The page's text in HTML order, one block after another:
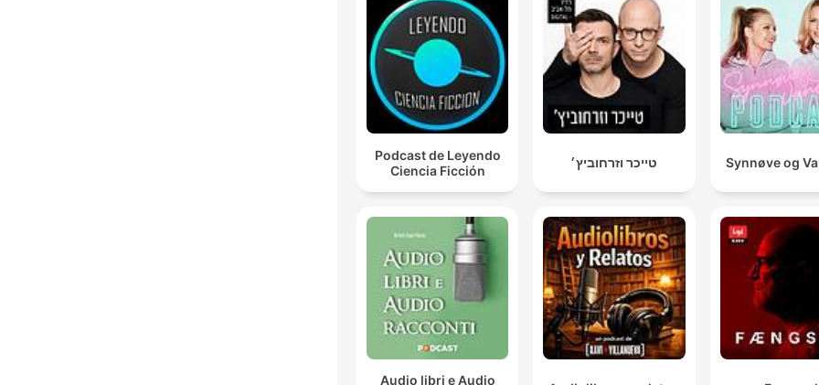
Podcast de Leyendo
Ciencia Ficción
טייכר וזרחוביץ׳ Synnøve og
Audio libri e Audio